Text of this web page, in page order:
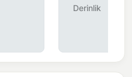
bulunmuş olduğu bölgelerde
yapılabilmektedir. Bu
elektrik ve su kesintileri
Derinlik